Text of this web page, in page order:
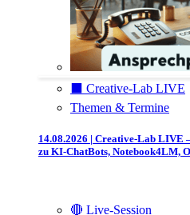
⬛️ Creative-Lab LIVE
Themen & Termine
14.08.2026 | Creative-Lab LIVE
zu KI-ChatBots, Notebook4LM,
🔴 Live-Session